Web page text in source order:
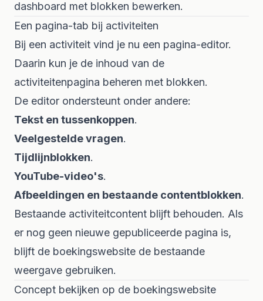
dashboard met blokken bewerken.
Een pagina-tab bij activiteiten
Bij een activiteit vind je nu een pagina-editor.
Daarin kun je de inhoud van de
activiteitenpagina beheren met blokken.
De editor ondersteunt onder andere:
Tekst en tussenkoppen.
Veelgestelde vragen.
Tijdlijnblokken.
YouTube-video's.
Afbeeldingen en bestaande contentblokken.
Bestaande activiteitcontent blijft behouden. Als
er nog geen nieuwe gepubliceerde pagina is,
blijft de boekingswebsite de bestaande
weergave gebruiken.
Concept bekijken op de boekingswebsite